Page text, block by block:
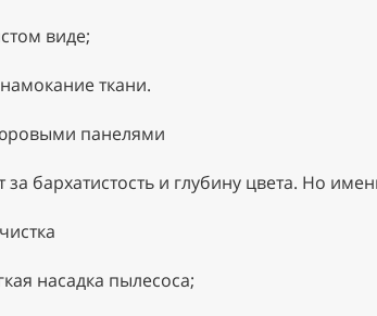
виде;
ткани.
панелями
бархатистость и глубину цвета. Но
насадка пылесоса;